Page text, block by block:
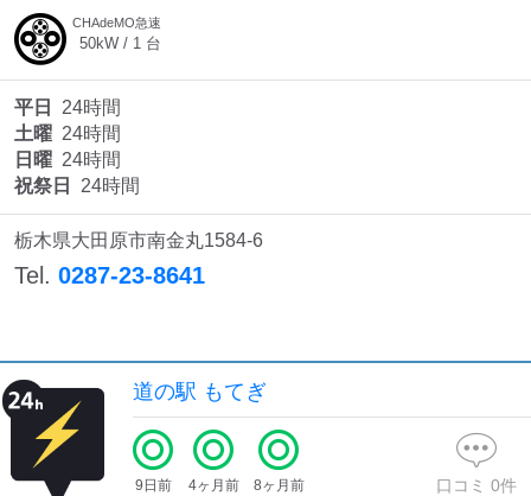
CHAdeMO急速
50kW / 1 台
平日
24時間
土曜 24時間
日曜 24時間
祝祭日
24時間
栃木県大田原市南金丸1584-6
Tel. 0287-23-8641
道の駅 もてぎ
9日前 4ヶ月前 8ヶ月前 口コミ 0件